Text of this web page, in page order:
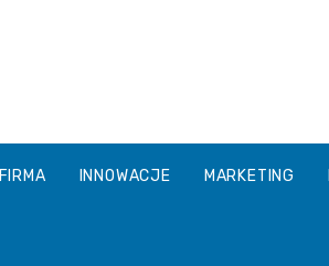
FIRMA INNOWACJE MARKETING